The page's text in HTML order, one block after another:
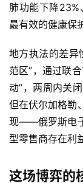
肺功能下降23%
最有效的健康保
地方执法的差异
范区”，通过联
动”，两周内关
但在伏尔加格勒
现——俄罗斯电
型零售商存在利
这场博弈的